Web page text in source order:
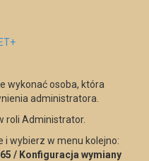
wykonać osoba, która
administratora.
roli Administrator.
i wybierz w menu kolejno:
/ Konfiguracja wymiany